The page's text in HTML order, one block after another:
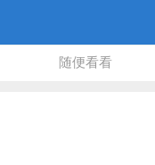
随便看看